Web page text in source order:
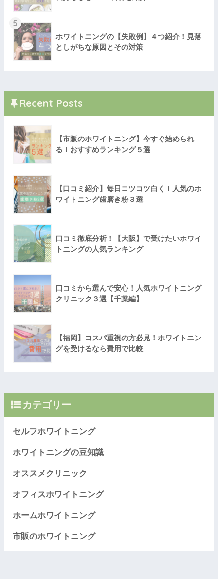
5
ホワイトニングの【失敗例】４つ紹介！見落
としがちな原因とその対策
Recent Posts
【市販のホワイトニング】今すぐ始められ
る！おすすめランキング５選
【口コミ紹介】毎日コツコツ白く！人気のホ
ワイトニング歯磨き粉３選
口コミ徹底分析！【大阪】で受けたいホワイ
トニングの人気ランキング
口コミから選んで安心！人気ホワイトニング
クリニック３選【千葉編】
【福岡】コスパ重視の方必見！ホワイトニン
グを受けるなら費用で比較
カテゴリー
セルフホワイトニング
ホワイトニングの豆知識
オススメクリニック
オフィスホワイトニング
ホームホワイトニング
市販のホワイトニング